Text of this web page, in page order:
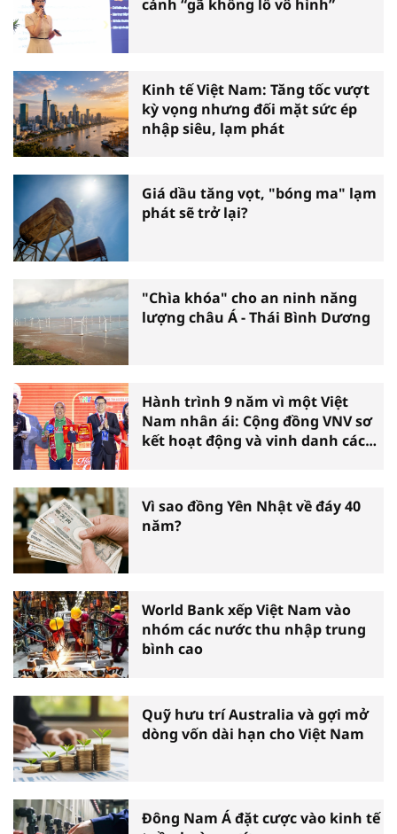
cảnh “gã khổng lồ vô hình”
Kinh tế Việt Nam: Tăng tốc vượt
kỳ vọng nhưng đối mặt sức ép
nhập siêu, lạm phát
Giá dầu tăng vọt, "bóng ma" lạm
phát sẽ trở lại?
"Chìa khóa" cho an ninh năng
lượng châu Á - Thái Bình Dương
Hành trình 9 năm vì một Việt
Nam nhân ái: Cộng đồng VNV sơ
kết hoạt động và vinh danh các
Vì sao đồng Yên Nhật về đáy 40
năm?
World Bank xếp Việt Nam vào
nhóm các nước thu nhập trung
bình cao
Quỹ hưu trí Australia và gợi mở
dòng vốn dài hạn cho Việt Nam
Đông Nam Á đặt cược vào kinh tế